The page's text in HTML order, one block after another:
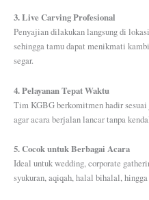
3. Live Carving Profesional
Penyajian dilakukan langsung di
sehingga tamu dapat menikmati
segar.
4. Pelayanan Tepat Waktu
Tim KGBG berkomitmen hadir sesuai
agar acara berjalan lancar tanpa
5. Cocok untuk Berbagai Acara
Ideal untuk wedding, corporate
syukuran, aqiqah, halal bihalal,